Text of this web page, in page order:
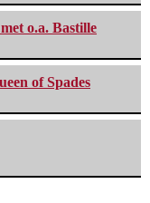
o.a. Bastille
of Spades